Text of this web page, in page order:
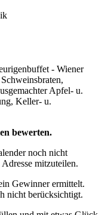
- Wiener
Apfel- u.
Keller- u.
bewerten.
noch nicht
mitzuteilen.
Gewinner ermittelt.
nicht berücksichtigt.